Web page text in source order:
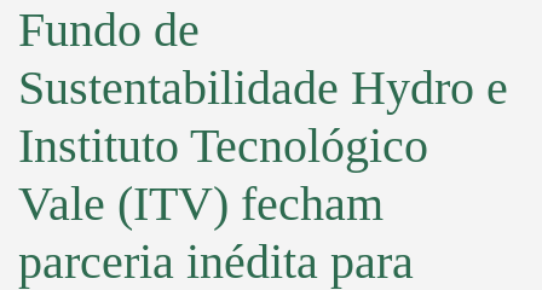
Fundo de
Sustentabilidade Hydro e
Instituto Tecnológico
Vale (ITV) fecham
parceria inédita para